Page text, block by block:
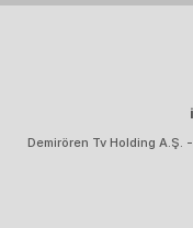
Demirören Tv Holding A.Ş.